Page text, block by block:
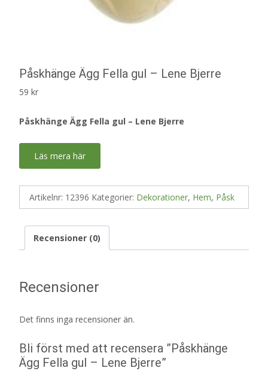
Påskhänge Ägg Fella gul – Lene Bjerre
59 kr
Påskhänge Ägg Fella gul – Lene Bjerre
Läs mera här
Artikelnr: 12396 Kategorier: Dekorationer, Hem, Påsk
Recensioner (0)
Recensioner
Det finns inga recensioner än.
Bli först med att recensera ”Påskhänge
Ägg Fella gul – Lene Bjerre”